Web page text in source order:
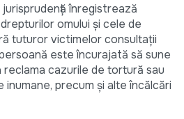
înregistrează
omului şi cele de
tuturor victimelor consultaţii
este încurajată să sune
reclama cazurile de tortură sau
precum şi alte încălcări